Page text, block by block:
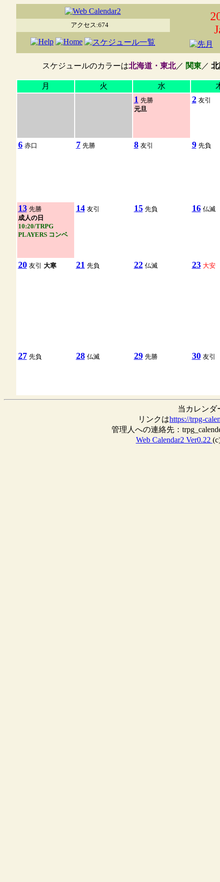
アクセス:674
スケジュールのカラーは北海道・東北／ 関東／
月 火 水
1 先勝
元旦
2 友引
6 赤口 7 先勝 8 友引 9 先負
13 先勝
成人の日
10:20/TRPG
PLAYERS コンベ
14 友引 15 先負 16 仏滅
20 友引 大寒 21 先負 22 仏滅 23 大安
27 先負 28 仏滅 29 先勝 30 友引
当カレンダ
リンクはhttps://trpg-
管理人への連絡先：
Web Calendar2 Ver0.22